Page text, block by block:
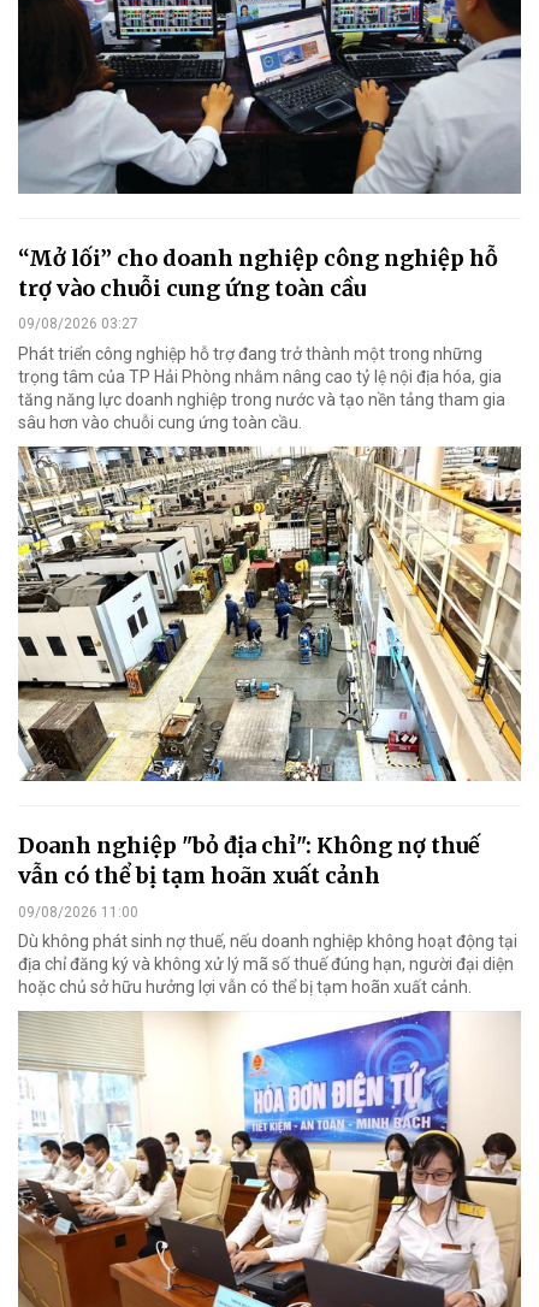
“Mở lối” cho doanh nghiệp công nghiệp hỗ
trợ vào chuỗi cung ứng toàn cầu
09/08/2026 03:27
Phát triển công nghiệp hỗ trợ đang trở thành một trong những
trọng tâm của TP Hải Phòng nhằm nâng cao tỷ lệ nội địa hóa, gia
tăng năng lực doanh nghiệp trong nước và tạo nền tảng tham gia
sâu hơn vào chuỗi cung ứng toàn cầu.
Doanh nghiệp "bỏ địa chỉ": Không nợ thuế
vẫn có thể bị tạm hoãn xuất cảnh
09/08/2026 11:00
Dù không phát sinh nợ thuế, nếu doanh nghiệp không hoạt động tại
địa chỉ đăng ký và không xử lý mã số thuế đúng hạn, người đại diện
hoặc chủ sở hữu hưởng lợi vẫn có thể bị tạm hoãn xuất cảnh.